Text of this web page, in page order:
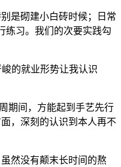
是砌建小白砖时候；日常
练习。我们的次要实践勾
的就业形势让我认识
期间，方能起到手艺先行
，深刻的认识到本人再不
然没有颠末长时间的熬